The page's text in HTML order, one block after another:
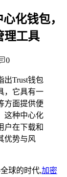
化钱包，
理工具
0
出Trust钱包
，它具有一
方面提供便
这种中心化
户在下载和
优势与风
球的时代,加密